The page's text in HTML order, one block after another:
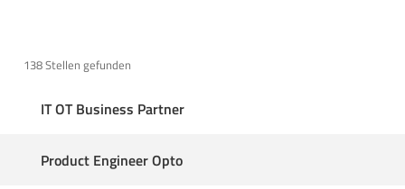
138 Stellen gefunden
IT OT Business Partner
Product Engineer Opto